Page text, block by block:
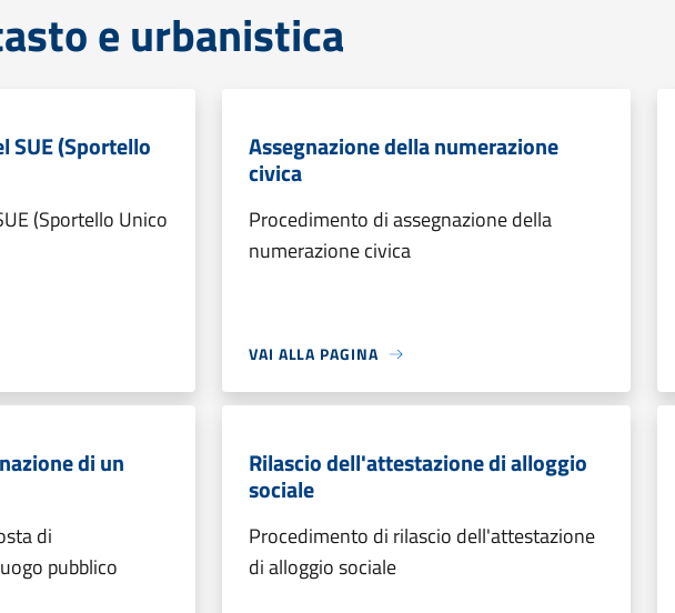
e urbanistica
SUE (Sportello
(Sportello Unico
Assegnazione della numerazione
civica
Procedimento di assegnazione della
numerazione civica
VAI ALLA PAGINA
di un
di
pubblico
Rilascio dell'attestazione di alloggio
sociale
Procedimento di rilascio dell'attestazione
di alloggio sociale